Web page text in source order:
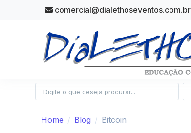
comercial@dialethoseventos.com.br
Home Blog Bitcoin